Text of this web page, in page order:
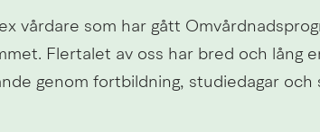
vårdare som har gått
Flertalet av oss har bred och lång
genom fortbildning, studiedagar och